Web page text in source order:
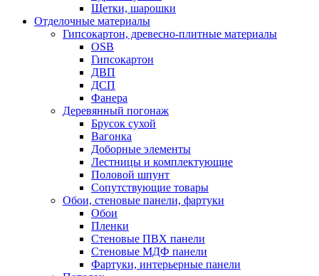
Щетки, шарошки
Отделочные материалы
Гипсокартон, древесно-плитные материалы
OSB
Гипсокартон
ДВП
ДСП
Фанера
Деревянный погонаж
Брусок сухой
Вагонка
Доборные элементы
Лестницы и комплектующие
Половой шпунт
Сопутствующие товары
Обои, стеновые панели, фартуки
Обои
Пленки
Стеновые ПВХ панели
Стеновые МДФ панели
Фартуки, интерьерные панели